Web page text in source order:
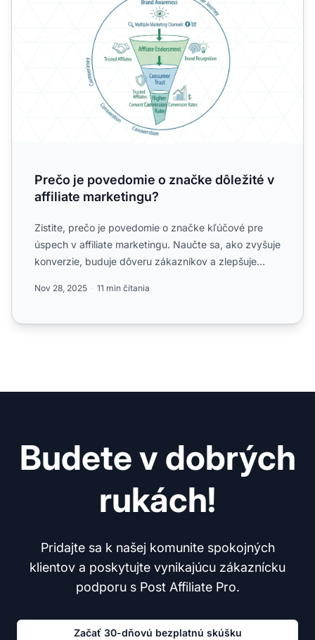
Prečo je povedomie o značke dôležité v
affiliate marketingu?
Zistite, prečo je povedomie o značke kľúčové pre
úspech v affiliate marketingu. Naučte sa, ako zvyšuje
konverzie, buduje dôveru zákazníkov a zlepšuje
Nov 28, 2025 11 min čítania
Budete v dobrých
rukách!
Pridajte sa k našej komunite spokojných
klientov a poskytujte vynikajúcu zákaznícku
podporu s Post Affiliate Pro.
Začať 30-dňovú bezplatnú skúšku